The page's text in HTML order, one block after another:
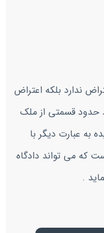
ندارد بلکه اعتراض
حدود قسمتی از ملک
عبارت دیگر با
که می تواند دادگاه
.